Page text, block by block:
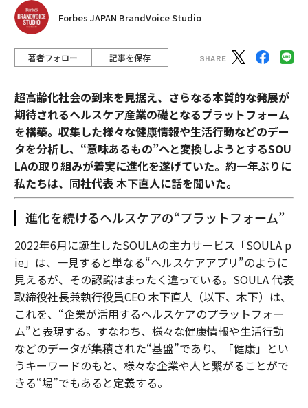
Forbes JAPAN BrandVoice Studio
著者フォロー 記事を保存
超高齢化社会の到来を見据え、さらなる本質的な発展が
期待されるヘルスケア産業の礎となるプラットフォーム
を構築。収集した様々な健康情報や生活行動などのデー
タを分析し、“意味あるもの”へと変換しようとするSOU
LAの取り組みが着実に進化を遂げていた。約一年ぶりに
私たちは、同社代表 木下直人に話を聞いた。
進化を続けるヘルスケアの“プラットフォーム”
2022年6月に誕生したSOULAの主力サービス「SOULA p
ie」は、一見すると単なる“ヘルスケアアプリ”のように
見えるが、その認識はまったく違っている。SOULA 代表
取締役社長兼執行役員CEO 木下直人（以下、木下）は、
これを、“企業が活用するヘルスケアのプラットフォー
ム”と表現する。すなわち、様々な健康情報や生活行動
などのデータが集積された“基盤”であり、「健康」とい
うキーワードのもと、様々な企業や人と繋がることがで
きる“場”でもあると定義する。